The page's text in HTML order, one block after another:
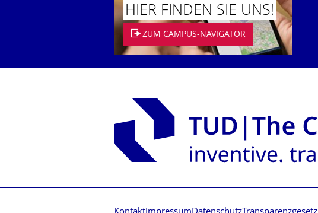
HIER FINDEN SIE UNS!
ZUM CAMPUS-NAVIGATOR